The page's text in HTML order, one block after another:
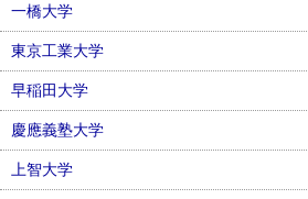
一橋大学
東京工業大学
早稲田大学
慶應義塾大学
上智大学